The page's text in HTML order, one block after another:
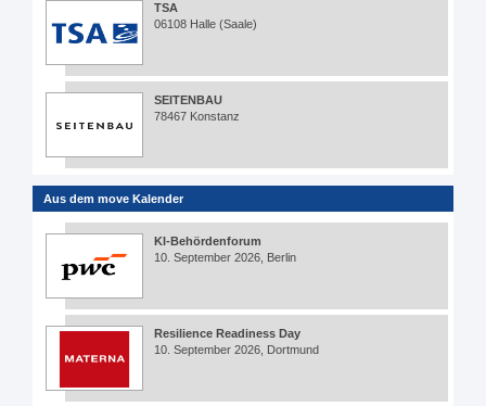
TSA
06108 Halle (Saale)
SEITENBAU
78467 Konstanz
Aus dem move Kalender
KI-Behördenforum
10. September 2026, Berlin
Resilience Readiness Day
10. September 2026, Dortmund